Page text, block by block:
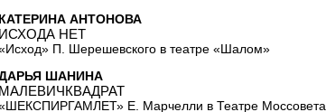
КАТЕРИНА АНТОНОВА
ИСХОДА НЕТ
П. Шерешевского в театре «Шалом»
ШАНИНА
МАЛЕВИЧКВАДРАТ
Е. Марчелли в Театре Моссовета